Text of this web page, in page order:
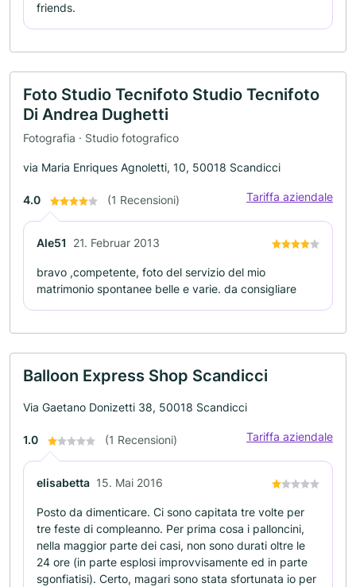
friends.
Foto Studio Tecnifoto Studio Tecnifoto
Di Andrea Dughetti
Fotografia · Studio fotografico
via Maria Enriques Agnoletti, 10, 50018 Scandicci
4.0 (1 Recensioni) Tariffa aziendale
Ale51 21. Februar 2013
bravo ,competente, foto del servizio del mio
matrimonio spontanee belle e varie. da consigliare
Balloon Express Shop Scandicci
Via Gaetano Donizetti 38, 50018 Scandicci
1.0 (1 Recensioni) Tariffa aziendale
elisabetta 15. Mai 2016
Posto da dimenticare. Ci sono capitata tre volte per
tre feste di compleanno. Per prima cosa i palloncini,
nella maggior parte dei casi, non sono durati oltre le
24 ore (in parte esplosi improvvisamente ed in parte
sgonfiatisi). Certo, magari sono stata sfortunata io per